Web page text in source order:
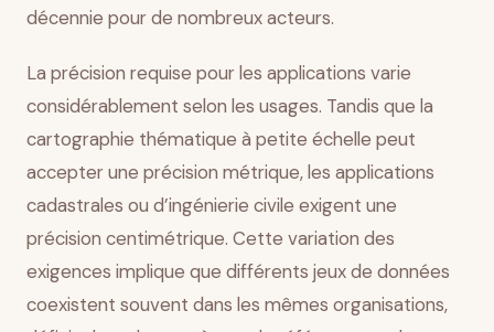
décennie pour de nombreux acteurs.
La précision requise pour les applications varie
considérablement selon les usages. Tandis que la
cartographie thématique à petite échelle peut
accepter une précision métrique, les applications
cadastrales ou d’ingénierie civile exigent une
précision centimétrique. Cette variation des
exigences implique que différents jeux de données
coexistent souvent dans les mêmes organisations,